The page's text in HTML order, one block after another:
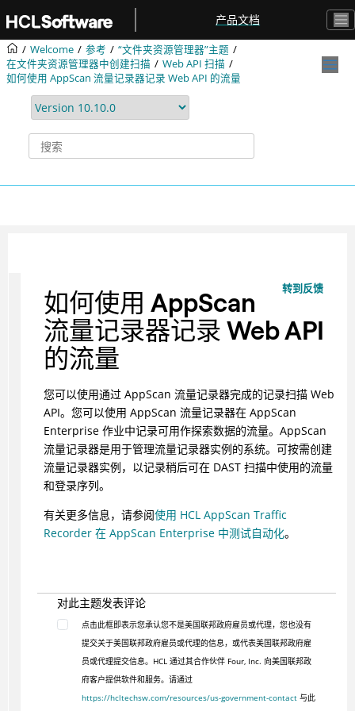
产品文档
Welcome 参考
“文件夹资源管理器”主题
在文件夹资源管理器中创建扫描
Web API 扫描
如何使用 AppScan 流量记录器记录 Web API 的流量
转到反馈
如何使用 AppScan
流量记录器记录 Web API
的流量
您可以使用通过 AppScan 流量记录器完成的记录扫描 Web
API。您可以使用 AppScan 流量记录器在 AppScan
Enterprise 作业中记录可用作探索数据的流量。AppScan
流量记录器是用于管理流量记录器实例的系统。可按需创建
流量记录器实例，以记录稍后可在 DAST 扫描中使用的流量
和登录序列。
有关更多信息，请参阅使用 HCL AppScan Traffic
Recorder 在 AppScan Enterprise 中测试自动化。
对此主题发表评论
点击此框即表示您承认您不是美国联邦政府雇员或代理，您也没有
提交关于美国联邦政府雇员或代理的信息，或代表美国联邦政府雇
员或代理提交信息。HCL 通过其合作伙伴 Four, Inc. 向美国联邦政
府客户提供软件和服务。请通过
https://hcltechsw.com/resources/us-government-contact与此